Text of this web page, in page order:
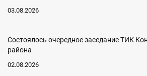
03.08.2026
Состоялось очередное заседание ТИК
района
02.08.2026